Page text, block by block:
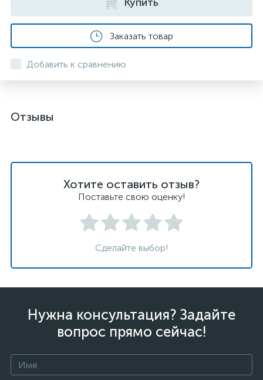
Заказать товар
Добавить к сравнению
Отзывы
Хотите оставить отзыв?
Поставьте свою оценку!
Сделайте выбор!
Нужна консультация? Задайте
вопрос прямо сейчас!